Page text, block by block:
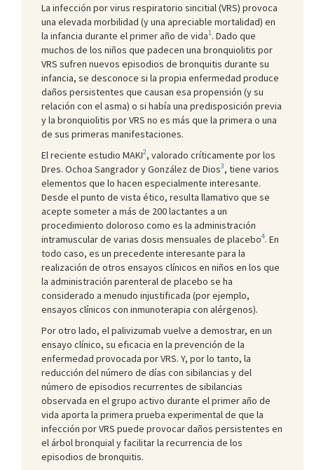
La infección por virus respiratorio sincitial (VRS) provoca
una elevada morbilidad (y una apreciable mortalidad) en
la infancia durante el primer año de vida1. Dado que
muchos de los niños que padecen una bronquiolitis por
VRS sufren nuevos episodios de bronquitis durante su
infancia, se desconoce si la propia enfermedad produce
daños persistentes que causan esa propensión (y su
relación con el asma) o si había una predisposición previa
y la bronquiolitis por VRS no es más que la primera o una
de sus primeras manifestaciones.
El reciente estudio MAKI2, valorado críticamente por los
Dres. Ochoa Sangrador y González de Dios3, tiene varios
elementos que lo hacen especialmente interesante.
Desde el punto de vista ético, resulta llamativo que se
acepte someter a más de 200 lactantes a un
procedimiento doloroso como es la administración
intramuscular de varias dosis mensuales de placebo4. En
todo caso, es un precedente interesante para la
realización de otros ensayos clínicos en niños en los que
la administración parenteral de placebo se ha
considerado a menudo injustificada (por ejemplo,
ensayos clínicos con inmunoterapia con alérgenos).
Por otro lado, el palivizumab vuelve a demostrar, en un
ensayo clínico, su eficacia en la prevención de la
enfermedad provocada por VRS. Y, por lo tanto, la
reducción del número de días con sibilancias y del
número de episodios recurrentes de sibilancias
observada en el grupo activo durante el primer año de
vida aporta la primera prueba experimental de que la
infección por VRS puede provocar daños persistentes en
el árbol bronquial y facilitar la recurrencia de los
episodios de bronquitis.